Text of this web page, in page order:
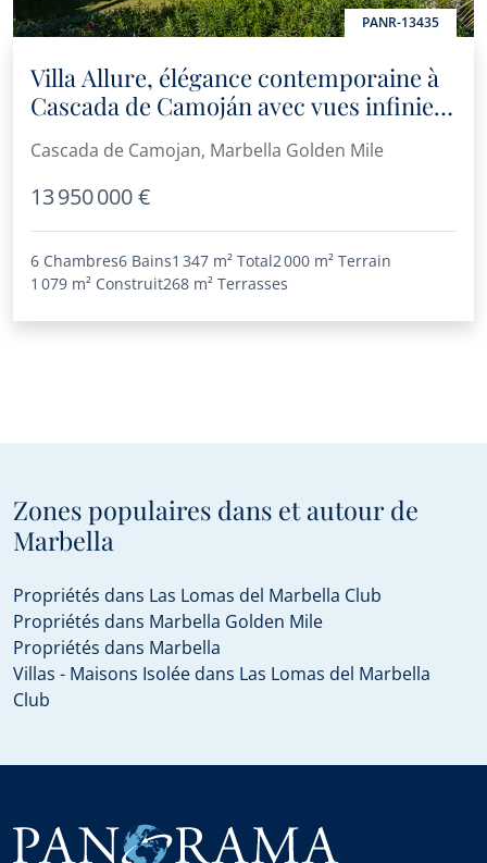
PANR-13435
Villa Allure, élégance contemporaine à
Cascada de Camoján avec vues infinies
Cascada de Camojan, Marbella Golden Mile
13 950 000 €
6 Chambres6 Bains1 347 m² Total2 000 m² Terrain
1 079 m² Construit268 m² Terrasses
Zones populaires dans et autour de
Marbella
Propriétés dans Las Lomas del Marbella Club
Propriétés dans Marbella Golden Mile
Propriétés dans Marbella
Villas - Maisons Isolée dans Las Lomas del Marbella
Club